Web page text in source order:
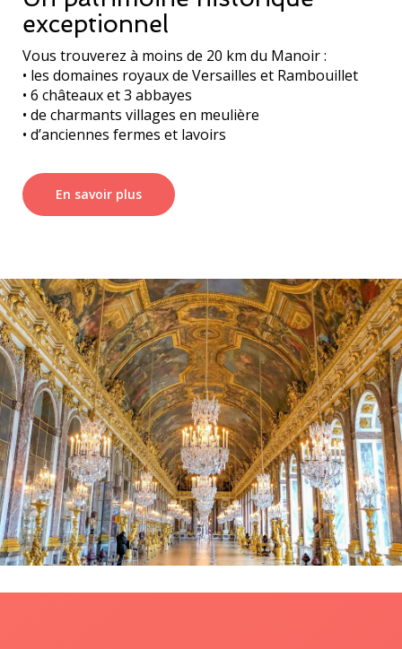
exceptionnel
Vous trouverez à moins de 20 km du Manoir :
• les domaines royaux de Versailles et Rambouillet
• 6 châteaux et 3 abbayes
• de charmants villages en meulière
• d’anciennes fermes et lavoirs
En savoir plus